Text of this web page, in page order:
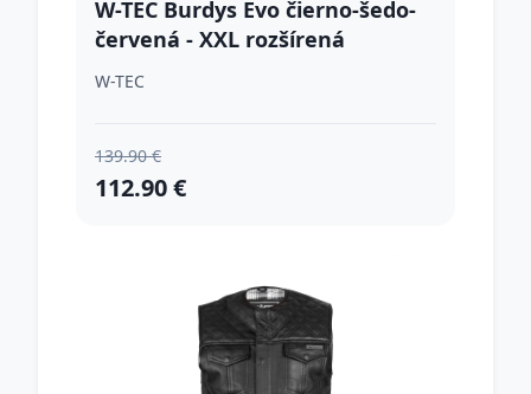
W-TEC Burdys Evo čierno-šedo-
červená - XXL rozšírená
W-TEC
139.90 €
112.90 €